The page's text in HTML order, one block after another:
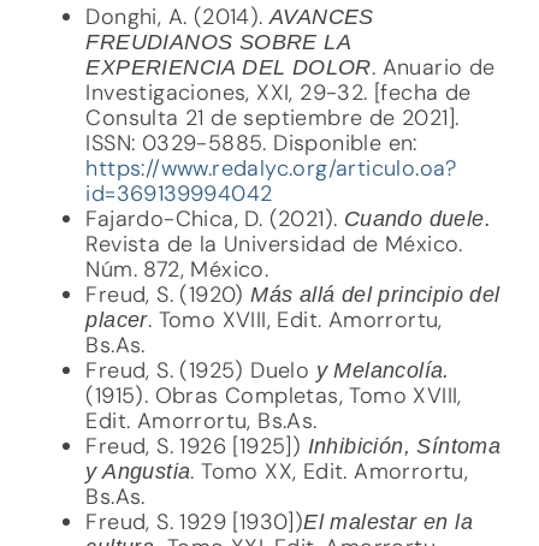
Donghi, A. (2014).AVANCES
FREUDIANOS SOBRE LA
EXPERIENCIA DEL DOLOR. Anuario de
Investigaciones, XXI, 29-32. [fecha de
Consulta 21 de septiembre de 2021].
ISSN: 0329-5885. Disponible en:
https://www.redalyc.org/articulo.oa?
id=369139994042
Fajardo-Chica, D. (2021). Cuando duele.
Revista de la Universidad de México.
Núm. 872, México.
Freud, S. (1920)Más allá del principio del
placer. Tomo XVIII, Edit. Amorrortu,
Bs.As.
Freud, S. (1925) Duelo y Melancolía.
(1915). Obras Completas, Tomo XVIII,
Edit. Amorrortu, Bs.As.
Freud, S. 1926 [1925]) Inhibición, Síntoma
y Angustia. Tomo XX, Edit. Amorrortu,
Bs.As.
Freud, S. 1929 [1930])El malestar en la